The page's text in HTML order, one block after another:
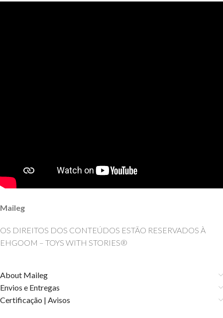
Maileg
OS DIREITOS DOS CONTEÚDOS ESTÃO RESERVADOS À
EHGOOM – TOYS WITH STORIES®
About Maileg
Envios e Entregas
Certificação | Avisos